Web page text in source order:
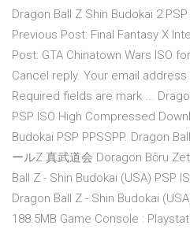
Dragon Ball Z Shin Budokai 2
Previous Post: Final Fantasy X
Post: GTA Chinatown Wars ISO
Cancel reply. Your email
Required fields are mark ...
PSP ISO High Compressed
Budokai PSP PPSSPP. Dragon
ールZ 真武道会 Doragon Bōru
Ball Z - Shin Budokai (USA) PSP
Dragon Ball Z - Shin Budokai
188.5MB Game Console :